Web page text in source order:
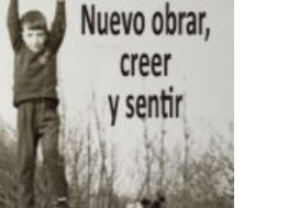
entre las sombras y la luz de
los Bazán, descubrirán que
se vive. Y que cada
el destino de muchos.
y lucha se entrelazan en
a prueba quiénes son
para encontrarte a ti
El pasado los cambió. El
ya nada volverá a ser como